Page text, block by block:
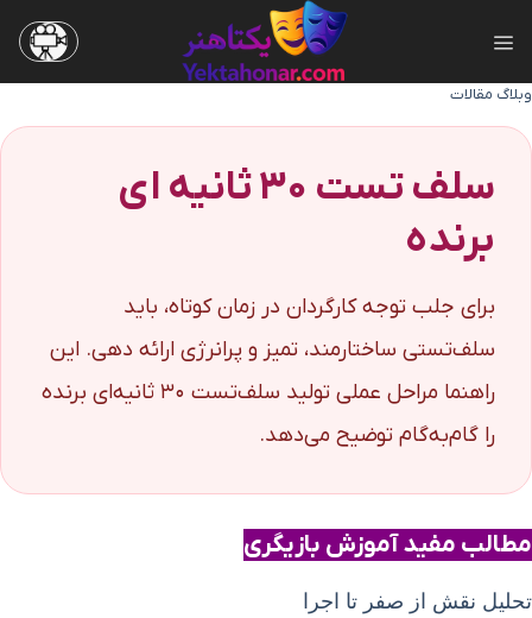
وبلاگ مقالات
سلف‌ تست ۳۰ ثانیه‌ ای
برنده
برای جلب توجه کارگردان در زمان کوتاه، باید
سلف‌تستی ساختارمند، تمیز و پرانرژی ارائه دهی. این
راهنما مراحل عملی تولید سلف‌تست ۳۰ ثانیه‌ای برنده
را گام‌به‌گام توضیح می‌دهد.
مطالب مفید آموزش بازیگری
تحلیل نقش از صفر تا اجرا